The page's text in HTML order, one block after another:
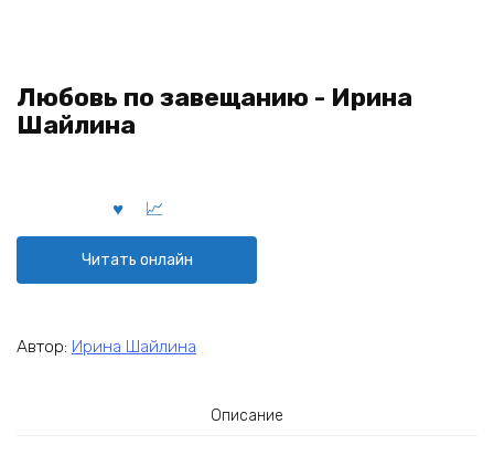
Любовь по завещанию - Ирина
Шайлина
Читать онлайн
Автор: Ирина Шайлина
Описание